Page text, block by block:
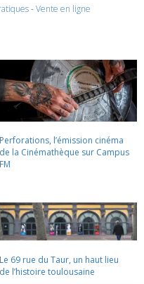
-Vente en ligne
Perforations, l’émission cinéma
de la Cinémathèque sur Campus
FM
Le 69 rue du Taur, un haut lieu
de l’histoire toulousaine